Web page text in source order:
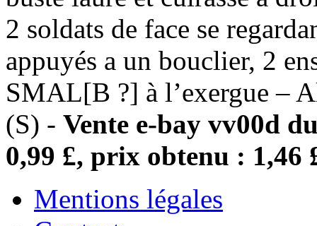
2 soldats de face se
appuyés a un bouclier, 2
SMAL[B ?] à l’exergue –
(S) - Vente e-bay vv00d
0,99 £, prix obtenu : 1,46
Mentions légales